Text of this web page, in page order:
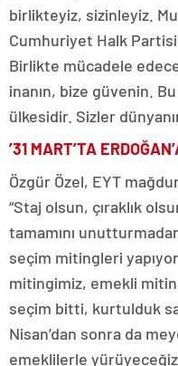
birlikteyiz, sizinleyiz.
Cumhuriyet Halk
Birlikte mücadele
inanın, bize güvenin.
ülkesidir. Sizler
’31 MART’TA
Özgür Özel, EYT
“Staj olsun, çıraklık
tamamını
seçim mitingleri
mitingimiz, emekli
seçim bitti, kurtulduk
Nisan’dan sonra da
emeklilerle